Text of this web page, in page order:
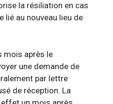
la résiliation en cas
lié au nouveau lieu de
mois après le
une demande de
par lettre
de réception. La